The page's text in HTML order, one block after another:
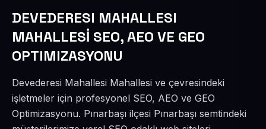
DEVEDERESI MAHALLESI
MAHALLESİ SEO, AEO VE GEO
OPTIMIZASYONU
Devederesi Mahallesi Mahallesi ve çevresindeki
işletmeler için profesyonel SEO, AEO ve GEO
Optimizasyonu. Pınarbaşı ilçesi Pınarbaşı semtindeki